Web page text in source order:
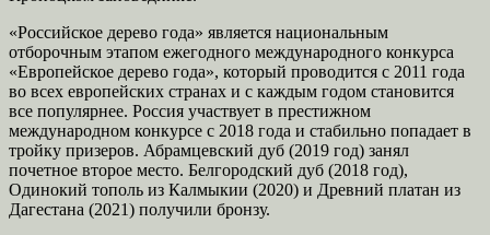
«Российское дерево года» является национальным
отборочным этапом ежегодного международного конкурса
«Европейское дерево года», который проводится с 2011 года
во всех европейских странах и с каждым годом становится
все популярнее. Россия участвует в престижном
международном конкурсе с 2018 года и стабильно попадает в
тройку призеров. Абрамцевский дуб (2019 год) занял
почетное второе место. Белгородский дуб (2018 год),
Одинокий тополь из Калмыкии (2020) и Древний платан из
Дагестана (2021) получили бронзу.